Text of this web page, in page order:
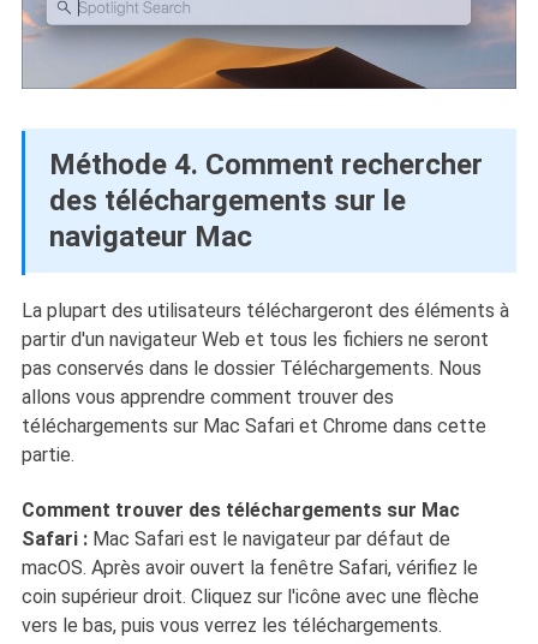
Méthode 4. Comment rechercher
des téléchargements sur le
navigateur Mac
La plupart des utilisateurs téléchargeront des éléments à
partir d'un navigateur Web et tous les fichiers ne seront
pas conservés dans le dossier Téléchargements. Nous
allons vous apprendre comment trouver des
téléchargements sur Mac Safari et Chrome dans cette
partie.
Comment trouver des téléchargements sur Mac
Safari :Mac Safari est le navigateur par défaut de
macOS. Après avoir ouvert la fenêtre Safari, vérifiez le
coin supérieur droit. Cliquez sur l'icône avec une flèche
vers le bas, puis vous verrez les téléchargements.